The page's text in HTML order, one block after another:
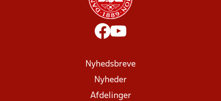
Nyhedsbreve
Nyheder
Afdelinger